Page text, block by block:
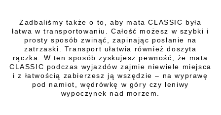
Zadbaliśmy także o to, aby mata CLASSIC była
łatwa w transportowaniu. Całość możesz w szybki i
prosty sposób zwinąć, zapinając posłanie na
zatrzaski. Transport ułatwia również doszyta
rączka. W ten sposób zyskujesz pewność, że mata
CLASSIC podczas wyjazdów zajmie niewiele miejsca
i z łatwością zabierzesz ją wszędzie – na wyprawę
pod namiot, wędrówkę w góry czy leniwy
wypoczynek nad morzem.